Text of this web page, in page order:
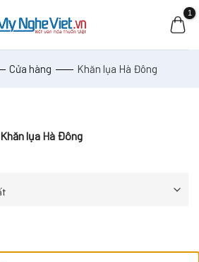
Cửa hàng Khăn lụa Hà Đông
Khăn lụa Hà Đông